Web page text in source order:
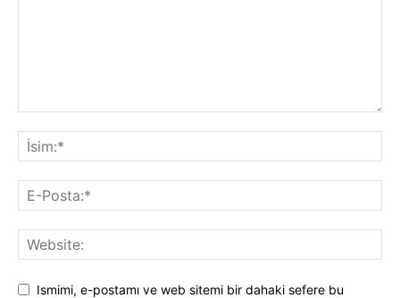
Ismimi, e-postamı ve web sitemi bir dahaki sefere bu